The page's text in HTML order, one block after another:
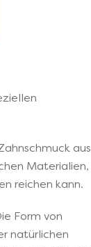
aus
Materialien,
reichen kann.
Form von
natürlichen